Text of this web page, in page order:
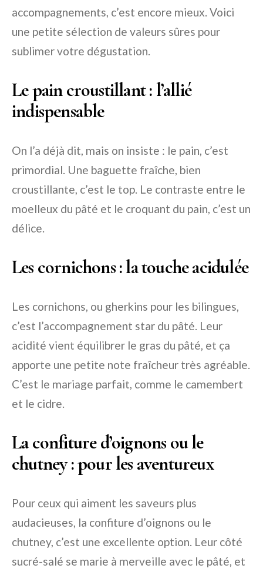
accompagnements, c’est encore mieux. Voici
une petite sélection de valeurs sûres pour
sublimer votre dégustation.
Le pain croustillant : l’allié
indispensable
On l’a déjà dit, mais on insiste : le pain, c’est
primordial. Une baguette fraîche, bien
croustillante, c’est le top. Le contraste entre le
moelleux du pâté et le croquant du pain, c’est un
délice.
Les cornichons : la touche acidulée
Les cornichons, ou gherkins pour les bilingues,
c’est l’accompagnement star du pâté. Leur
acidité vient équilibrer le gras du pâté, et ça
apporte une petite note fraîcheur très agréable.
C’est le mariage parfait, comme le camembert
et le cidre.
La confiture d’oignons ou le
chutney : pour les aventureux
Pour ceux qui aiment les saveurs plus
audacieuses, la confiture d’oignons ou le
chutney, c’est une excellente option. Leur côté
sucré-salé se marie à merveille avec le pâté, et